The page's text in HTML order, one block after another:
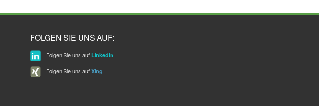
FOLGEN SIE UNS AUF:
Folgen Sie uns auf Linkedin
Folgen Sie uns auf Xing